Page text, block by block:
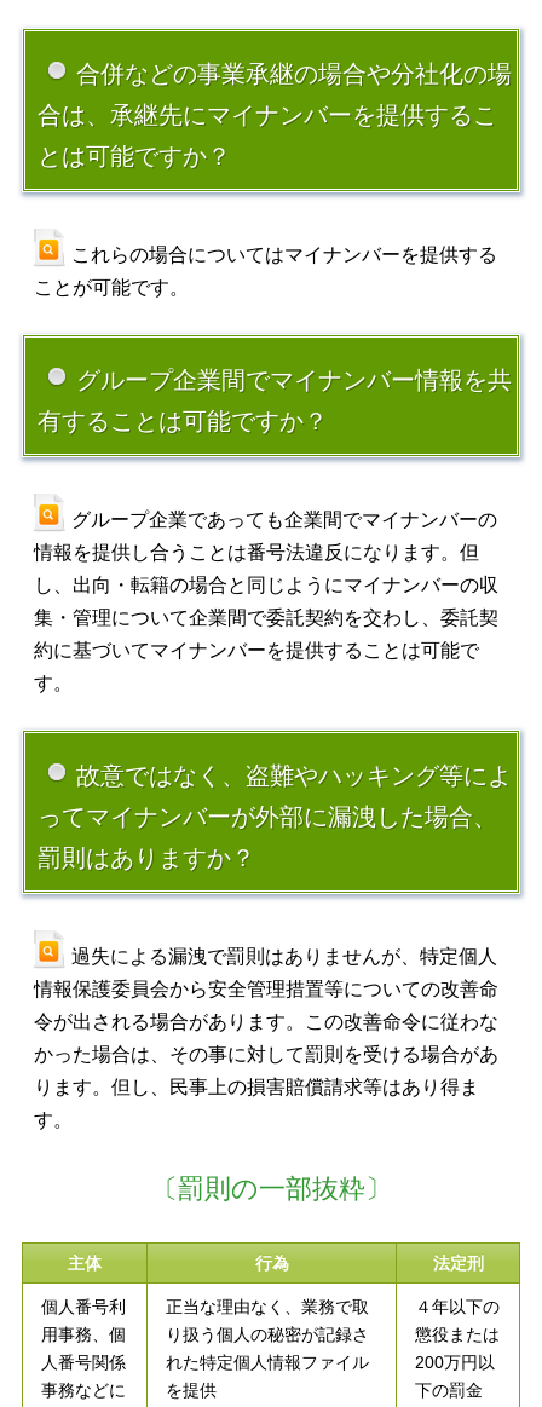
合併などの事業承継の場合や分社化の場
合は、承継先にマイナンバーを提供するこ
とは可能ですか？
これらの場合についてはマイナンバーを提供する
ことが可能です。
グループ企業間でマイナンバー情報を共
有することは可能ですか？
グループ企業であっても企業間でマイナンバーの
情報を提供し合うことは番号法違反になります。但
し、出向・転籍の場合と同じようにマイナンバーの収
集・管理について企業間で委託契約を交わし、委託契
約に基づいてマイナンバーを提供することは可能で
す。
故意ではなく、盗難やハッキング等によ
ってマイナンバーが外部に漏洩した場合、
罰則はありますか？
過失による漏洩で罰則はありませんが、特定個人
情報保護委員会から安全管理措置等についての改善命
令が出される場合があります。この改善命令に従わな
かった場合は、その事に対して罰則を受ける場合があ
ります。但し、民事上の損害賠償請求等はあり得ま
す。
〔罰則の一部抜粋〕
主体 行為 法定刑
個人番号利
用事務、個
人番号関係
事務などに
正当な理由なく、業務で取
り扱う個人の秘密が記録さ
れた特定個人情報ファイル
を提供
４年以下の
懲役または
200万円以
下の罰金